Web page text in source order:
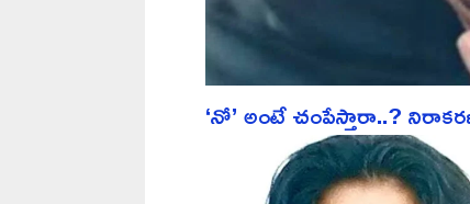
‘నో’ అంటే చంపేస్తారా..?